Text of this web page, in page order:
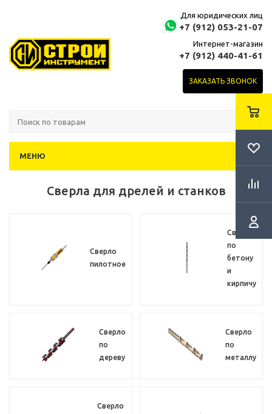
Для юридических лиц
+7 (912) 053-21-07
Интернет-магазин
+7 (912) 440-41-61
ЗАКАЗАТЬ ЗВОНОК
МЕНЮ
Сверла для дрелей и станков
Сверло
пилотное
Сверло
по
бетону
и
кирпичу
Сверло
по
дереву
Сверло
по
металлу
Сверло